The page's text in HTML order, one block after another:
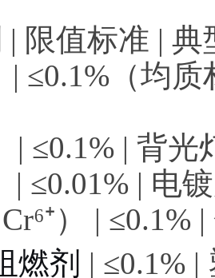
| 限值标准 |
| ≤0.1%（均
| ≤0.1% | 背
| ≤0.01% | 电
） |
燃剂 | ≤0.1%